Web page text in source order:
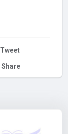
Tweet
Share